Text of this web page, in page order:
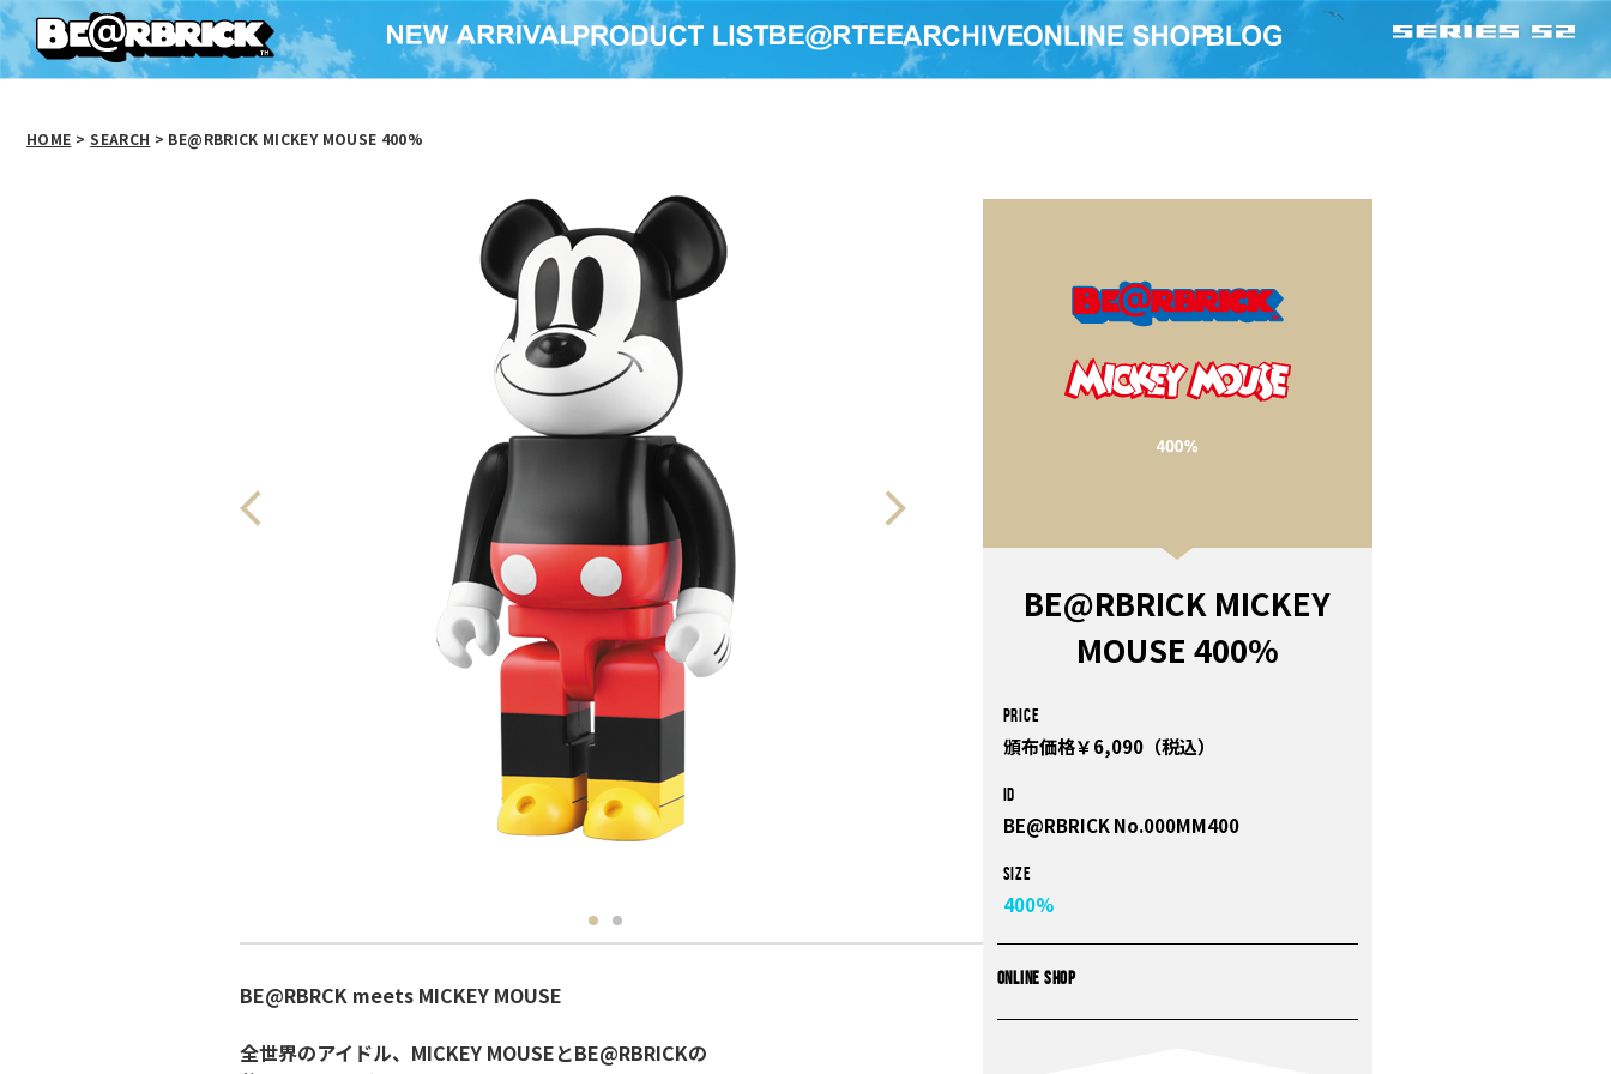
HOME > SEARCH > BE@RBRICK MICKEY MOUSE 400%
BE@RBRICK MICKEY
MOUSE 400%
PRICE
頒布価格￥6,090（税込）
ID
BE@RBRICK No.000MM400
Size
400%
ONLINE SHOP
BE@RBRCK meets MICKEY MOUSE
全世界のアイドル、MICKEY MOUSEとBE@RBRICKの